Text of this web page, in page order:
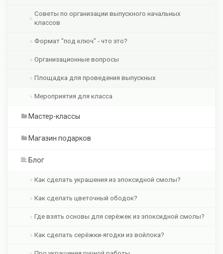
Советы по организации выпускного начальных
классов
Формат "под ключ" - что это?
Организационные вопросы
Площадка для проведения выпускных
Мероприятия для класса
Мастер-классы
Магазин подарков
Блог
Как сделать украшения из эпоксидной смолы?
Как сделать цветочный ободок?
Где взять основы для серёжек из эпоксидной смолы?
Как сделать серёжки-ягодки из войлока?